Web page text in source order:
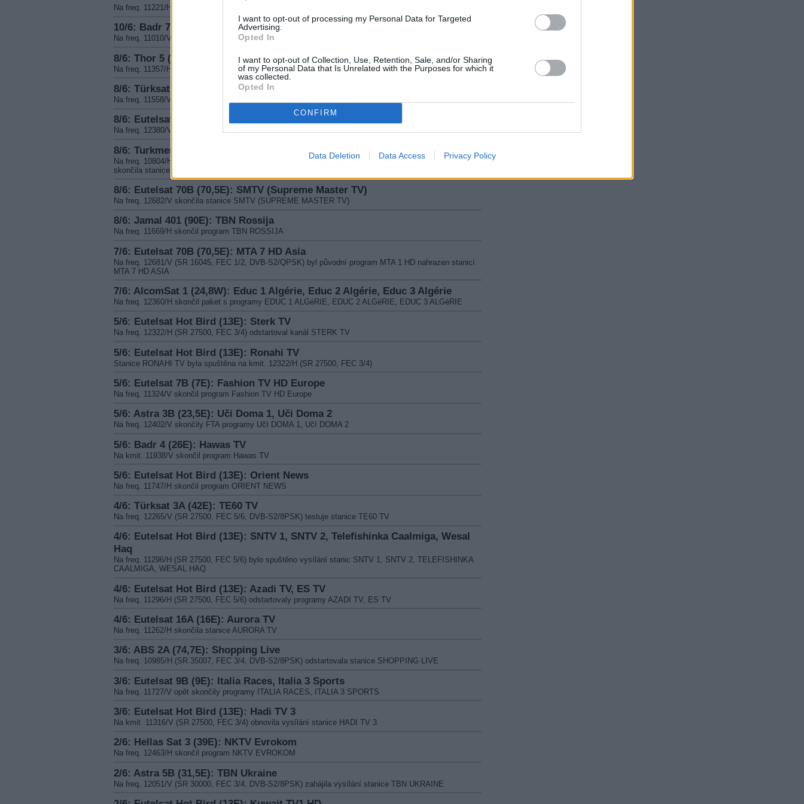
I want to opt-out of processing my Personal Data for Targeted
Advertising.
Opted In
I want to opt-out of Collection, Use, Retention, Sale, and/or Sharing
of my Personal Data that Is Unrelated with the Purposes for which it
was collected.
Opted In
CONFIRM
Data Deletion Data Access Privacy Policy
Na freq. 11221/H (SR 27500, FEC 3/4) obnovila vysílání stanice Kanal Yek TV
10/6: Badr 7 (26E): Amenuveve TV
Na freq. 11010/V (SR 27500, FEC 3/4, DVB-S2/QPSK) odstartoval kanál AMENUVEVE TV
8/6: Thor 5 (0,8W): Gospel Channel Europe
Na freq. 11357/H (SR 24500, FEC 7/8) obnovil vysílání program GOSPEL CHANNEL EUROPE
8/6: Türksat 3A (42E): Sunna TV Saudi Arabia
Na freq. 11558/V skončil program SUNNA TV SAUDI ARABIA
8/6: Eutelsat Hot Bird (13E): Sunna TV Saudi Arabia
Na freq. 12380/V skončil program Sunna TV Saudi Arabia
8/6: TurkmenAlem52E (52,0E): Persiana Nostalgia
Na freq. 10804/H (SR 27500, FEC 2/3) začal vysílat program PERSIANA NOSTALGIA. Naopak zde
skončila stanice Persiana 6 Music v SD
8/6: Eutelsat 70B (70,5E): SMTV (Supreme Master TV)
Na freq. 12682/V skončila stanice SMTV (SUPREME MASTER TV)
8/6: Jamal 401 (90E): TBN Rossija
Na freq. 11669/H skončil program TBN ROSSIJA
7/6: Eutelsat 70B (70,5E): MTA 7 HD Asia
Na freq. 12681/V (SR 16045, FEC 1/2, DVB-S2/QPSK) byl původní program MTA 1 HD nahrazen stanicí
MTA 7 HD ASIA
7/6: AlcomSat 1 (24,8W): Educ 1 Algérie, Educ 2 Algérie, Educ 3 Algérie
Na freq. 12360/H skončil paket s programy EDUC 1 ALGéRIE, EDUC 2 ALGéRIE, EDUC 3 ALGéRIE
5/6: Eutelsat Hot Bird (13E): Sterk TV
Na freq. 12322/H (SR 27500, FEC 3/4) odstartoval kanál STERK TV
5/6: Eutelsat Hot Bird (13E): Ronahi TV
Stanice RONAHI TV byla spuštěna na kmit. 12322/H (SR 27500, FEC 3/4)
5/6: Eutelsat 7B (7E): Fashion TV HD Europe
Na freq. 11324/V skončil program Fashion TV HD Europe
5/6: Astra 3B (23,5E): Uči Doma 1, Uči Doma 2
Na freq. 12402/V skončily FTA programy UčI DOMA 1, UčI DOMA 2
5/6: Badr 4 (26E): Hawas TV
Na kmit. 11938/V skončil program Hawas TV
5/6: Eutelsat Hot Bird (13E): Orient News
Na freq. 11747/H skončil program ORIENT NEWS
4/6: Türksat 3A (42E): TE60 TV
Na freq. 12265/V (SR 27500, FEC 5/6, DVB-S2/8PSK) testuje stanice TE60 TV
4/6: Eutelsat Hot Bird (13E): SNTV 1, SNTV 2, Telefishinka Caalmiga, Wesal
Haq
Na freq. 11296/H (SR 27500, FEC 5/6) bylo spuštěno vysílání stanic SNTV 1, SNTV 2, TELEFISHINKA
CAALMIGA, WESAL HAQ
4/6: Eutelsat Hot Bird (13E): Azadi TV, ES TV
Na freq. 11296/H (SR 27500, FEC 5/6) odstartovaly programy AZADI TV, ES TV
4/6: Eutelsat 16A (16E): Aurora TV
Na freq. 11262/H skončila stanice AURORA TV
3/6: ABS 2A (74,7E): Shopping Live
Na freq. 10985/H (SR 35007, FEC 3/4, DVB-S2/8PSK) odstartovala stanice SHOPPING LIVE
3/6: Eutelsat 9B (9E): Italia Races, Italia 3 Sports
Na freq. 11727/V opět skončily programy ITALIA RACES, ITALIA 3 SPORTS
3/6: Eutelsat Hot Bird (13E): Hadi TV 3
Na kmit. 11316/V (SR 27500, FEC 3/4) obnovila vysílání stanice HADI TV 3
2/6: Hellas Sat 3 (39E): NKTV Evrokom
Na freq. 12463/H skončil program NKTV EVROKOM
2/6: Astra 5B (31,5E): TBN Ukraine
Na freq. 12051/V (SR 30000, FEC 3/4, DVB-S2/8PSK) zahájila vysílání stanice TBN UKRAINE